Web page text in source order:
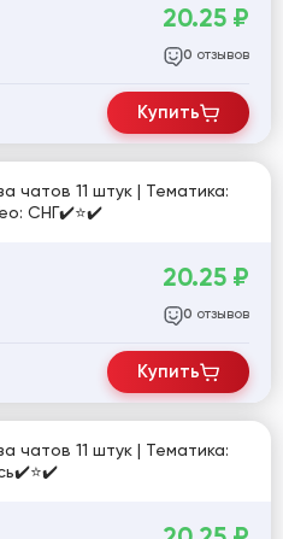
20.25 ₽
0 отзывов
Купить
чатов 11 штук | Тематика:
СНГ✔️⭐✔️
20.25 ₽
0 отзывов
Купить
чатов 11 штук | Тематика: